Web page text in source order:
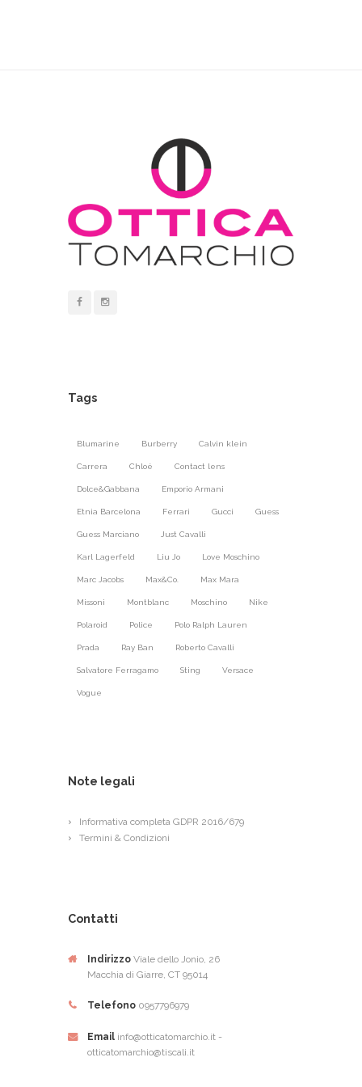
Tags
Blumarine Burberry Calvin klein
Carrera Chloé Contact lens
Dolce&Gabbana Emporio Armani
Etnia Barcelona Ferrari Gucci Guess
Guess Marciano Just Cavalli
Karl Lagerfeld Liu Jo Love Moschino
Marc Jacobs Max&Co. Max Mara
Missoni Montblanc Moschino Nike
Polaroid Police Polo Ralph Lauren
Prada Ray Ban Roberto Cavalli
Salvatore Ferragamo Sting Versace
Vogue
Note legali
Informativa completa GDPR 2016/679
Termini & Condizioni
Contatti
Indirizzo Viale dello Jonio, 26
Macchia di Giarre, CT 95014
Telefono 0957796979
Email info@otticatomarchio.it -
otticatomarchio@tiscali.it